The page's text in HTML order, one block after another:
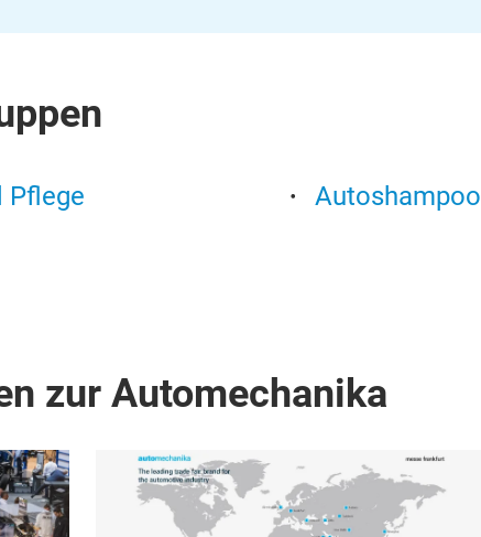
Pflege Autoshampoo
zur Automechanika